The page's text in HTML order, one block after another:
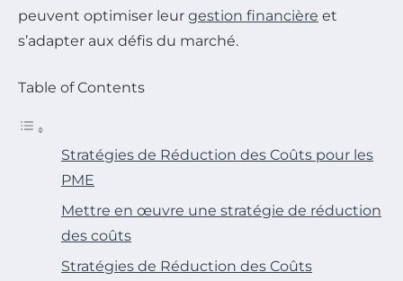
peuvent optimiser leur gestion financière et
s’adapter aux défis du marché.
Table of Contents
Stratégies de Réduction des Coûts pour les
PME
Mettre en œuvre une stratégie de réduction
des coûts
Stratégies de Réduction des Coûts